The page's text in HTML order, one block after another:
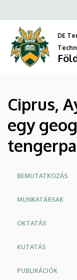
Ayia
Napa
lát
egy
geográfus
a
tartalomra
DE
Ciprus,
egy
Oldalmenü
BEMUTATKOZÁS
MUNKATÁRSAK
OKTATÁS
KUTATÁS
PUBLIKÁCIÓK